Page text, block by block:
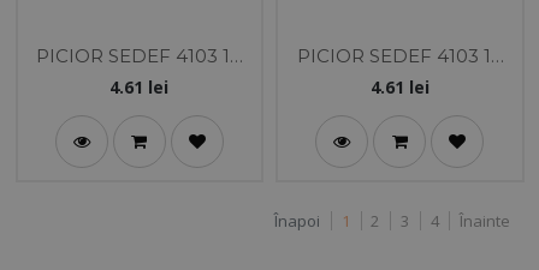
PICIOR SEDEF 4103 10
CM AURIU
4.61 lei
PICIOR SEDEF 4103 10
CM ALUMINIU
4.61 lei
Înapoi 1 2 3 4 Înainte